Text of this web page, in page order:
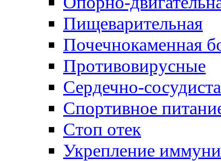
Пищеварительная
Почечнокаменная
Противовирусные
Сердечно-
Спортивное
Стоп отек
Укрепление